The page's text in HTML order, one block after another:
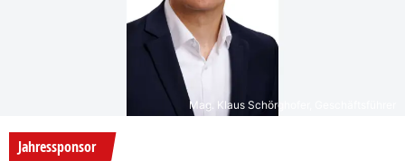
Mag. Klaus Schörghofer, Geschäftsführer
Jahressponsor